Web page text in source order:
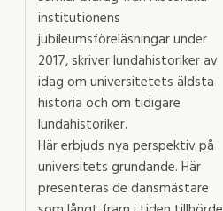
institutionens
jubileumsföreläsningar under
2017, skriver lundahistoriker av
idag om universitetets äldsta
historia och om tidigare
lundahistoriker.
Här erbjuds nya perspektiv på
universitets grundande. Här
presenteras de dansmästare